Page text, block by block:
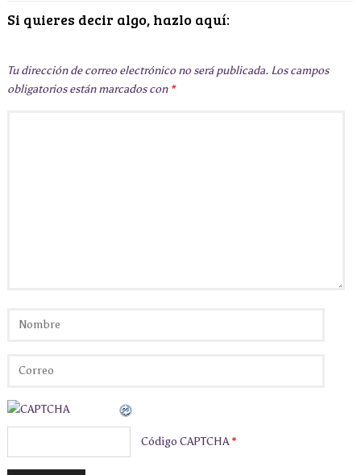
Si quieres decir algo, hazlo aquí:
Tu dirección de correo electrónico no será publicada. Los campos
obligatorios están marcados con *
Código CAPTCHA*